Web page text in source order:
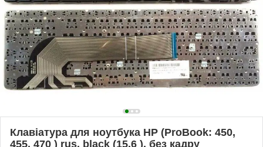
Клавіатура для ноутбука HP (ProBook: 450,
455, 470 ) rus, black (15.6 ), без кадру